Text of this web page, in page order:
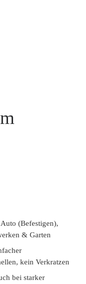
(Befestigen),
& Garten
kein Verkratzen
bei starker